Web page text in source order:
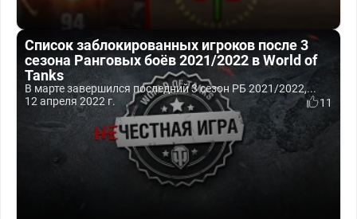
Список заблокированных игроков после 3
сезона Ранговых боёв 2021/2022 в World of
Tanks
В марте завершился последний 3 сезон РБ 2021/2022,...
12 апреля 2022 г.
11